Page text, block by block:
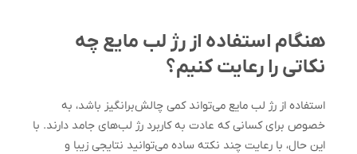
هنگام استفاده از رژ لب مایع چه
نکاتی را رعایت کنیم؟
استفاده از رژ لب مایع می‌تواند کمی چالش‌برانگیز باشد، به
خصوص برای کسانی که عادت به کاربرد رژ لب‌های جامد دارند. با
این حال، با رعایت چند نکته ساده می‌توانید نتایجی زیبا و